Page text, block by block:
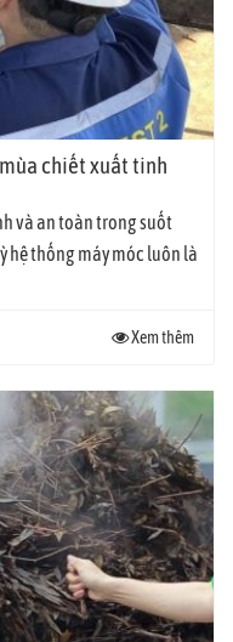
chiết xuất tinh
và an toàn trong suốt
hệ thống máy móc luôn là
Xem thêm